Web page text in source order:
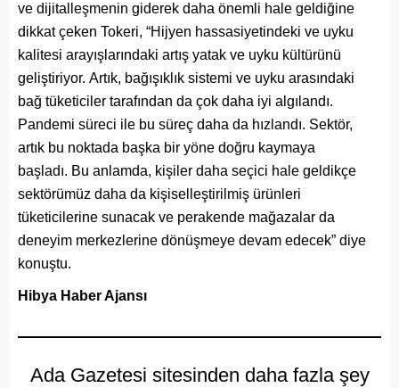
ve dijitalleşmenin giderek daha önemli hale geldiğine
dikkat çeken Tokeri, “Hijyen hassasiyetindeki ve uyku
kalitesi arayışlarındaki artış yatak ve uyku kültürünü
geliştiriyor. Artık, bağışıklık sistemi ve uyku arasındaki
bağ tüketiciler tarafından da çok daha iyi algılandı.
Pandemi süreci ile bu süreç daha da hızlandı. Sektör,
artık bu noktada başka bir yöne doğru kaymaya
başladı. Bu anlamda, kişiler daha seçici hale geldikçe
sektörümüz daha da kişiselleştirilmiş ürünleri
tüketicilerine sunacak ve perakende mağazalar da
deneyim merkezlerine dönüşmeye devam edecek” diye
konuştu.
Hibya Haber Ajansı
Ada Gazetesi sitesinden daha fazla şey